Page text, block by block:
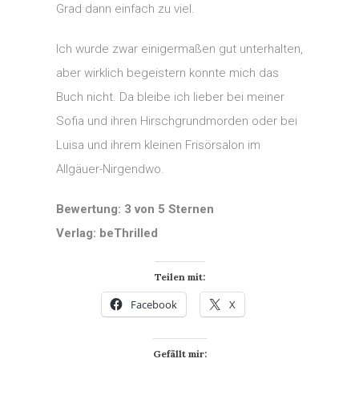
Grad dann einfach zu viel.
Ich wurde zwar einigermaßen gut unterhalten,
aber wirklich begeistern konnte mich das
Buch nicht. Da bleibe ich lieber bei meiner
Sofia und ihren Hirschgrundmorden oder bei
Luisa und ihrem kleinen Frisörsalon im
Allgäuer-Nirgendwo.
Bewertung: 3 von 5 Sternen
Verlag: beThrilled
Teilen mit:
Facebook X
Gefällt mir: